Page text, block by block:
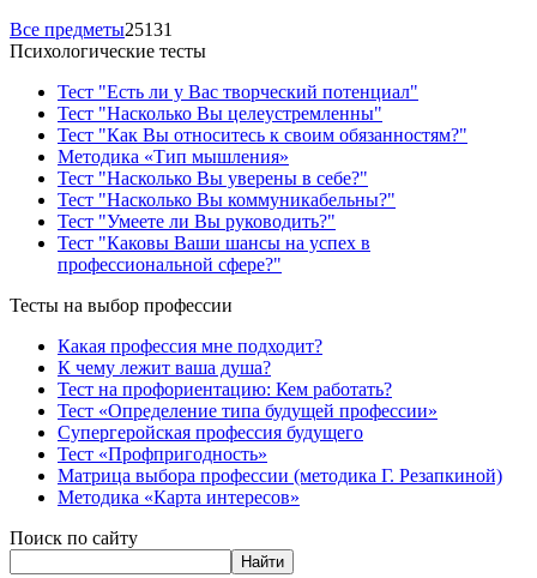
Все предметы25131
Психологические тесты
Тест "Есть ли у Вас творческий потенциал"
Тест "Насколько Вы целеустремленны"
Тест "Как Вы относитесь к своим обязанностям?"
Методика «Тип мышления»
Тест "Насколько Вы уверены в себе?"
Тест "Насколько Вы коммуникабельны?"
Тест "Умеете ли Вы руководить?"
Тест "Каковы Ваши шансы на успех в
профессиональной сфере?"
Тесты на выбор профессии
Какая профессия мне подходит?
К чему лежит ваша душа?
Тест на профориентацию: Кем работать?
Тест «Определение типа будущей профессии»
Супергеройская профессия будущего
Тест «Профпригодность»
Матрица выбора профессии (методика Г. Резапкиной)
Методика «Карта интересов»
Поиск по сайту
Найти